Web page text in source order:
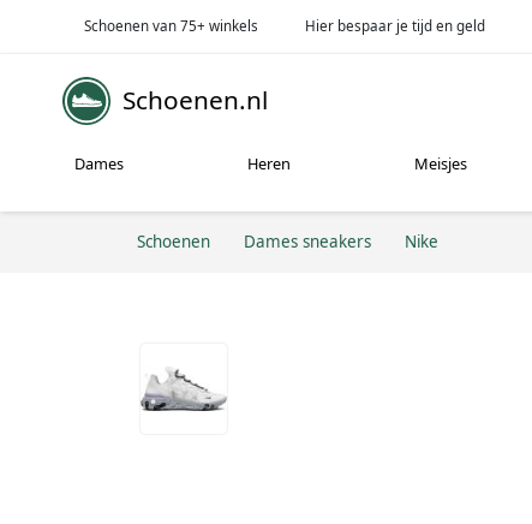
Schoenen van 75+ winkels Hier bespaar je tijd en geld
Schoenen.nl
Dames Heren Meisjes
Schoenen Dames sneakers Nike